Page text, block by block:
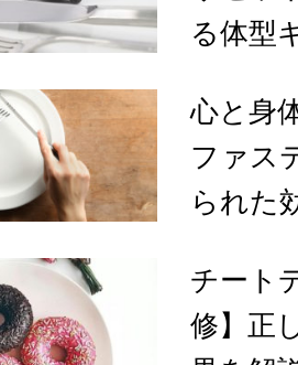
る体型
心と身
ファス
られた
チート
修】正